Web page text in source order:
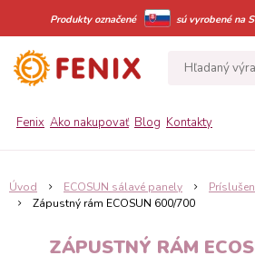
Produkty označené sú vyrobené na
Fenix Ako nakupovať Blog Kontakty
Úvod ECOSUN sálavé panely
Zápustný rám ECOSUN 600/700
ZÁPUSTNÝ RÁM